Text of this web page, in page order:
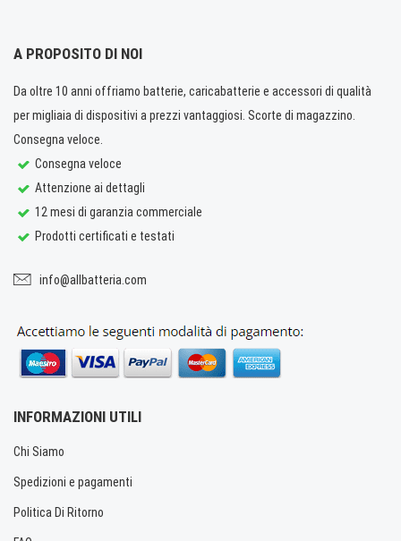
A PROPOSITO DI NOI
Da oltre 10 anni offriamo batterie, caricabatterie e accessori di qualità
per migliaia di dispositivi a prezzi vantaggiosi. Scorte di magazzino.
Consegna veloce.
Consegna veloce
Attenzione ai dettagli
12 mesi di garanzia commerciale
Prodotti certificati e testati
info@allbatteria.com
INFORMAZIONI UTILI
Chi Siamo
Spedizioni e pagamenti
Politica Di Ritorno